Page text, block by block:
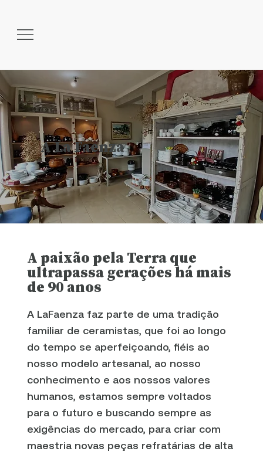
A La Faenza
A paixão pela Terra que
ultrapassa gerações há mais
de 90 anos
A LaFaenza faz parte de uma tradição
familiar de ceramistas, que foi ao longo
do tempo se aperfeiçoando, fiéis ao
nosso modelo artesanal, ao nosso
conhecimento e aos nossos valores
humanos, estamos sempre voltados
para o futuro e buscando sempre as
exigências do mercado, para criar com
maestria novas peças refratárias de alta